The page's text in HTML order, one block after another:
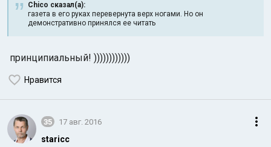
Chico сказал(а):
газета в его руках перевернута верх ногами. Но он
демонстративно принялся ее читать
принципиальный! ))))))))))))
Нравится
35 17 авг. 2016
staricc